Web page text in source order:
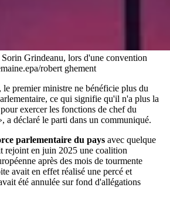
Grindeanu, lors d'une convention
epa/robert ghement
premier ministre ne bénéficie plus du
ce qui signifie qu'il n'a plus la
exercer les fonctions de chef du
a déclaré le parti dans un communiqué.
parlementaire du pays avec quelque
rejoint en juin 2025 une coalition
après des mois de tourmente
avait en effet réalisé une percé et
été annulée sur fond d'allégations